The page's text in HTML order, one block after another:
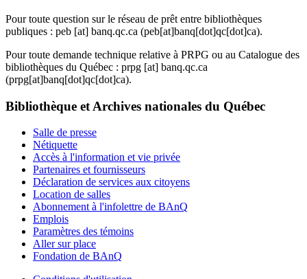
Pour toute question sur le réseau de prêt entre bibliothèques
publiques : peb [at] banq.qc.ca (peb[at]banq[dot]qc[dot]ca).
Pour toute demande technique relative à PRPG ou au Catalogue des
bibliothèques du Québec : prpg [at] banq.qc.ca
(prpg[at]banq[dot]qc[dot]ca).
Bibliothèque et Archives nationales du Québec
Salle de presse
Nétiquette
Accès à l'information et vie privée
Partenaires et fournisseurs
Déclaration de services aux citoyens
Location de salles
Abonnement à l'infolettre de BAnQ
Emplois
Paramètres des témoins
Aller sur place
Fondation de BAnQ